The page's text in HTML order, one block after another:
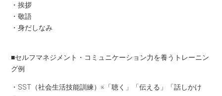
・挨拶
・敬語
・身だしなみ
■セルフマネジメント・コミュニケーション力を養うトレーニン
グ例
・SST（社会生活技能訓練）※「聴く」「伝える」「話しかけ